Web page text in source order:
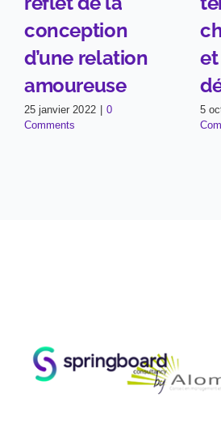
conception
d’une relation
amoureuse
25 janvier 2022
0
Comments
5